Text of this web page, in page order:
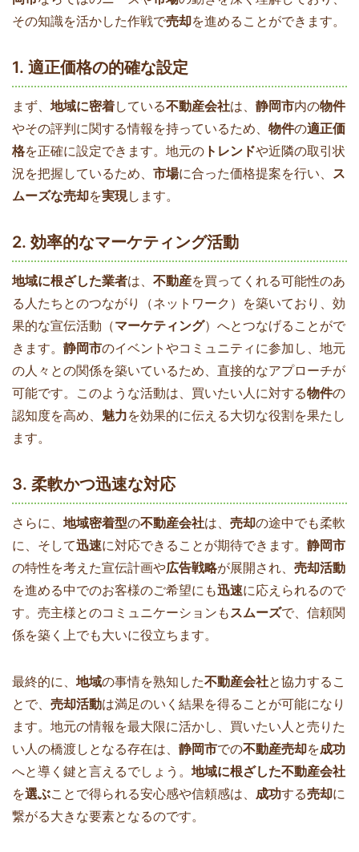
その知識を活かした作戦で売却を進めることができます。
1. 適正価格の的確な設定
まず、 地域に密着している不動産会社は、 静岡市内の物件
やその評判に関する情報を持っているため、 物件の適正価
格を正確に設定できます。地元の トレンドや近隣の取引状
況を把握しているため、 市場に合った価格提案を行い、
ス
ムーズな売却を実現します。
2. 効率的なマーケティング活動
地域に根ざした業者は、 不動産を買ってくれる可能性のあ
る人たちとのつながり（ネットワーク）を築いており、効
果的な宣伝活動（マーケティング）へとつなげることがで
きます。 静岡市のイベントやコミュニティに参加し、地元
の人々との関係を築いているため、直接的なアプローチが
可能です。このような活動は、買いたい人に対する物件の
認知度を高め、 魅力を効果的に伝える大切な役割を果たし
ます。
3. 柔軟かつ迅速な対応
さらに、 地域密着型の不動産会社は、 売却の途中でも柔軟
に、そして迅速に対応できることが期待できます。 静岡市
の特性を考えた宣伝計画や広告戦略が展開され、 売却活動
を進める中でのお客様のご希望にも迅速に応えられるので
す。売主様とのコミュニケーションも スムーズで、信頼関
係を築く上でも大いに役立ちます。
最終的に、 地域の事情を熟知した不動産会社と協力するこ
とで、 売却活動は満足のいく結果を得ることが可能になり
ます。地元の情報を最大限に活かし、買いたい人と売りた
い人の橋渡しとなる存在は、 静岡市での不動産売却を成功
へと導く鍵と言えるでしょう。 地域に根ざした不動産会社
を選ぶことで得られる安心感や信頼感は、 成功する売却に
繋がる大きな要素となるのです。